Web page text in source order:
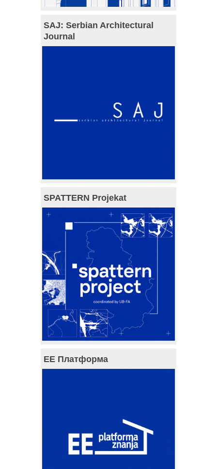
SAJ: Serbian Architectural
Journal
SPATTERN Projekat
ЕЕ Платформа